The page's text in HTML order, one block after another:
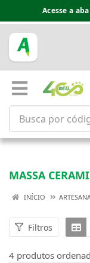
Acesse a
MASSA
INÍCIO
Filtros
4 produtos